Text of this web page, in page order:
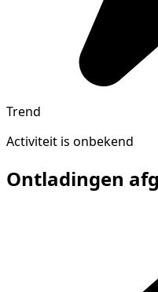
Trend
Activiteit is onbekend
Ontladingen